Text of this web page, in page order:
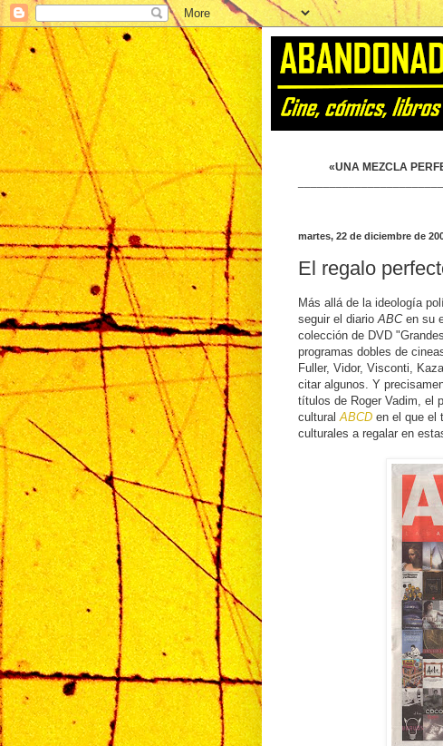
«UNA MEZCLA
martes, 22 de diciembre de
El regalo
Más allá de la ideología
seguir el diario ABCen su
colección de DVD
programas dobles de
Fuller, Vidor, Visconti,
citar algunos. Y
títulos de Roger Vadim, el
cultural ABCD en el que el
culturales a regalar en